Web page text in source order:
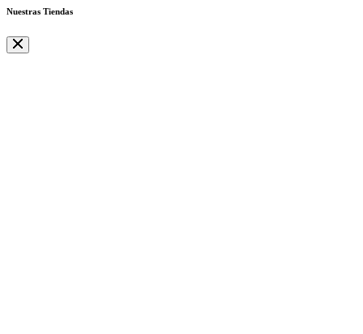
Nuestras Tiendas